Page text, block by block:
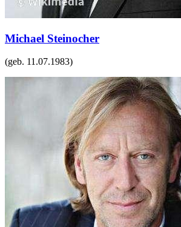
Michael Steinocher
(geb. 11.07.1983)